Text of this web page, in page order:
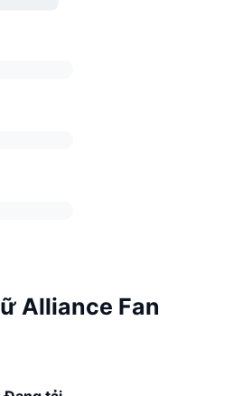
Alliance Fan